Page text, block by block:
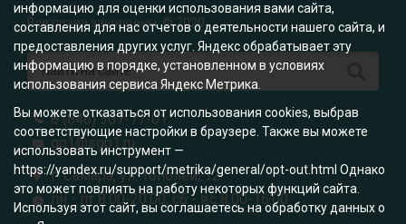
Все права защищены. © 2020
информацию для оценки использования вами сайта,
составления для нас отчетов о деятельности нашего сайта, и
предоставления других услуг. Яндекс обрабатывает эту
информацию в порядке, установленном в условиях
использования сервиса Яндекс Метрика.
Вы можете отказаться от использования cookies, выбрав
соответствующие настройки в браузере. Также вы можете
использовать инструмент —
https://yandex.ru/support/metrika/general/opt-out.html Однако
это может повлиять на работу некоторых функций сайта.
Используя этот сайт, вы соглашаетесь на обработку данных о
8 (846) 307-77-01
gp1@sgp1.ru
г. Самара, ул. Тополей, 12
пн - пт 8:00-20:00; сб - вс 8:00-16:00